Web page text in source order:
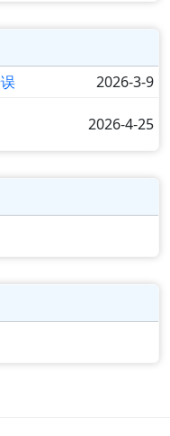
2026-3-9
2026-4-25